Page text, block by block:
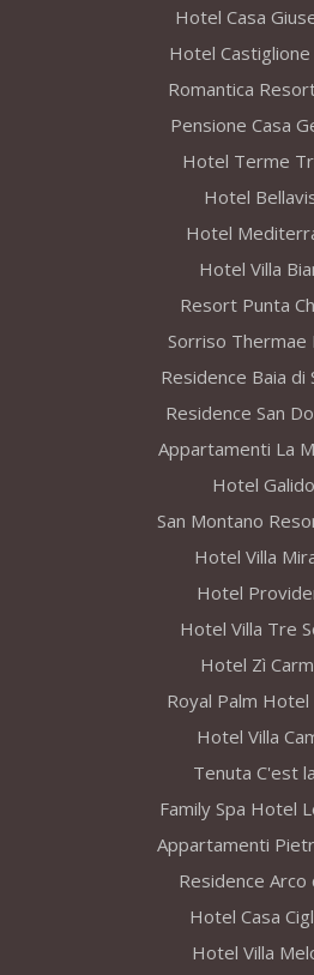
Hotel Casa
Hotel Castiglione
Romantica
Pensione Casa
Hotel Terme
Hotel
Hotel
Hotel Villa
Resort Punta
Sorriso Thermae
Residence Baia di
Residence San
Appartamenti La
Hotel
San Montano
Hotel Villa
Hotel
Hotel Villa Tre
Hotel Zì
Royal Palm
Hotel Villa
Tenuta C'est
Family Spa Hotel
Appartamenti
Residence Arco
Hotel Casa
Hotel Villa